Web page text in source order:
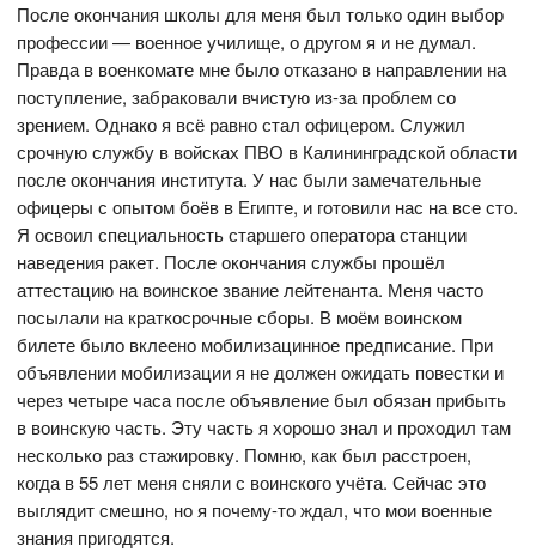
После окончания школы для меня был только один выбор
профессии — военное училище, о другом я и не думал.
Правда в военкомате мне было отказано в направлении на
поступление, забраковали вчистую из-за проблем со
зрением. Однако я всё равно стал офицером. Служил
срочную службу в войсках ПВО в Калининградской области
после окончания института. У нас были замечательные
офицеры с опытом боёв в Египте, и готовили нас на все сто.
Я освоил специальность старшего оператора станции
наведения ракет. После окончания службы прошёл
аттестацию на воинское звание лейтенанта. Меня часто
посылали на краткосрочные сборы. В моём воинском
билете было вклеено мобилизацинное предписание. При
объявлении мобилизации я не должен ожидать повестки и
через четыре часа после объявление был обязан прибыть
в воинскую часть. Эту часть я хорошо знал и проходил там
несколько раз стажировку. Помню, как был расстроен,
когда в 55 лет меня сняли с воинского учёта. Сейчас это
выглядит смешно, но я почему-то ждал, что мои военные
знания пригодятся.